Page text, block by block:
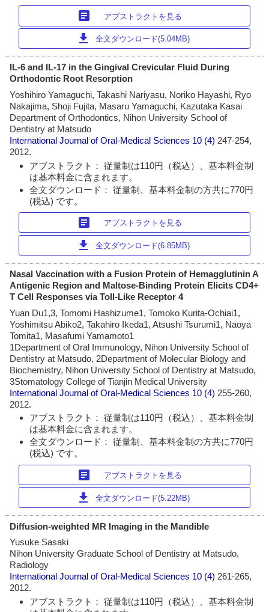
article アブストラクトを見る
download 全文ダウンロード(5.04MB)
IL-6 and IL-17 in the Gingival Crevicular Fluid During
Orthodontic Root Resorption
Yoshihiro Yamaguchi, Takashi Nariyasu, Noriko Hayashi, Ryo
Nakajima, Shoji Fujita, Masaru Yamaguchi, Kazutaka Kasai
Department of Orthodontics, Nihon University School of
Dentistry at Matsudo
International Journal of Oral-Medical Sciences 10 (4) 247-254,
2012.
アブストラクト： 従量制は110円（税込）、基本料金制
は基本料金に含まれます。
全文ダウンロード： 従量制、基本料金制の方共に770円
(税込) です。
article アブストラクトを見る
download 全文ダウンロード(6.85MB)
Nasal Vaccination with a Fusion Protein of Hemagglutinin A
Antigenic Region and Maltose-Binding Protein Elicits CD4+
T Cell Responses via Toll-Like Receptor 4
Yuan Du1,3, Tomomi Hashizume1, Tomoko Kurita-Ochiai1,
Yoshimitsu Abiko2, Takahiro Ikeda1, Atsushi Tsurumi1, Naoya
Tomita1, Masafumi Yamamoto1
1Department of Oral Immunology, Nihon University School of
Dentistry at Matsudo, 2Department of Molecular Biology and
Biochemistry, Nihon University School of Dentistry at Matsudo,
3Stomatology College of Tianjin Medical University
International Journal of Oral-Medical Sciences 10 (4) 255-260,
2012.
アブストラクト： 従量制は110円（税込）、基本料金制
は基本料金に含まれます。
全文ダウンロード： 従量制、基本料金制の方共に770円
(税込) です。
article アブストラクトを見る
download 全文ダウンロード(5.22MB)
Diffusion-weighted MR Imaging in the Mandible
Yusuke Sasaki
Nihon University Graduate School of Dentistry at Matsudo,
Radiology
International Journal of Oral-Medical Sciences 10 (4)261-265,
2012.
アブストラクト： 従量制は110円（税込）、基本料金制